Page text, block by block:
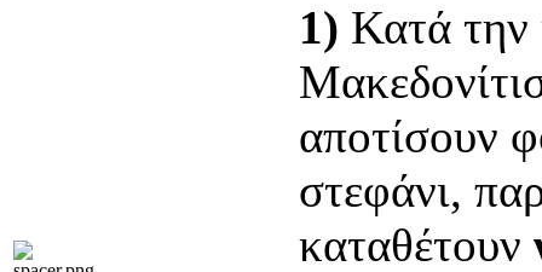
1) Κατά την
αποτίσουν
στεφάνι,
καταθέτουν